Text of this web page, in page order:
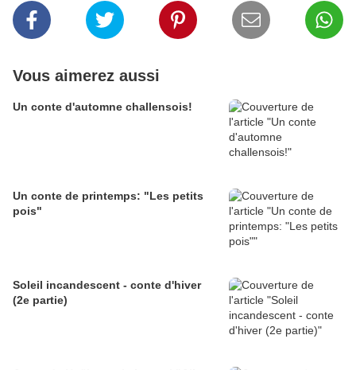
Vous aimerez aussi
Un conte d'automne challensois!
Un conte de printemps: "Les petits
pois"
Soleil incandescent - conte d'hiver
(2e partie)